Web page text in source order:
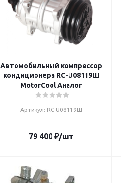
Автомобильный компрессор
кондиционера RC-U08119Ш
MotorCool Аналог
Артикул: RC-U08119Ш
79 400 ₽/шт